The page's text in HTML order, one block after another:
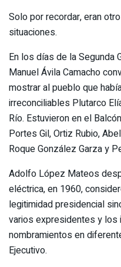
Solo por recordar, eran
situaciones.
En los días de la Segunda
Manuel Ávila Camacho
mostrar al pueblo que
irreconciliables Plutarco
Río. Estuvieron en el
Portes Gil, Ortiz Rubio,
Roque González Garza y
Adolfo López Mateos
eléctrica, en 1960,
legitimidad presidencial
varios expresidentes y los
nombramientos en
Ejecutivo.